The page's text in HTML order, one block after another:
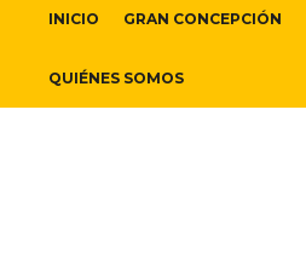
INICIO GRAN CONCEPCIÓN
QUIÉNES SOMOS